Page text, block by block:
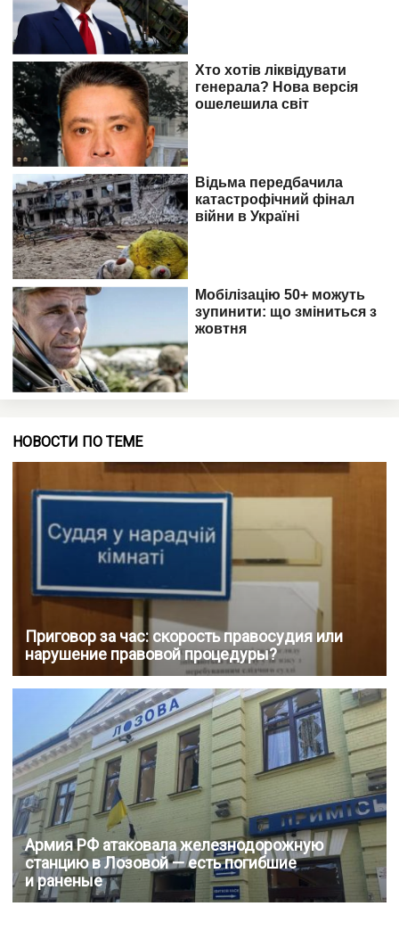
НОВОСТИ ПО ТЕМЕ
Приговор за час: скорость правосудия или
нарушение правовой процедуры?
Армия РФ атаковала железнодорожную
станцию в Лозовой — есть погибшие
и раненые